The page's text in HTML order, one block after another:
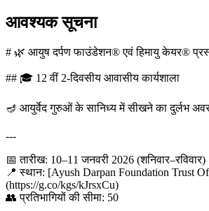
आवश्यक सूचना
# 🌿 आयुष दर्पण फाउंडेशन® एवं हिमायु केयर®
## 🎓 12 वीं 2-दिवसीय आवासीय कार्यशाला
🪔 आयुर्वेद गुरुओं के सानिध्य में सीखने का दुर्लभ
---
📅 तारीख: 10–11 जनवरी 2026 (शनिवार–रविवार)
📍 स्थान: [Ayush Darpan Foundation Trust
(https://g.co/kgs/kJrsxCu)
👥 प्रतिभागियों की सीमा: 50